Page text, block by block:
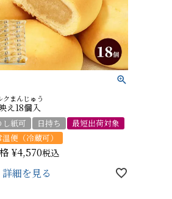
クまんじゅう
え18個入
し紙可 日持ち
最短出荷対象
便（冷蔵可）
¥4,570税込
詳細を見る